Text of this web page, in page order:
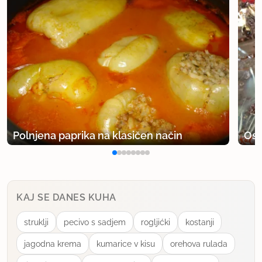
Polnjena paprika na klasičen način
KAJ SE DANES KUHA
struklji pecivo s sadjem rogljićki kostanji
jagodna krema kumarice v kisu orehova rulada